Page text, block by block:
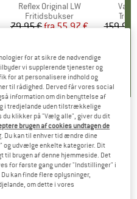
Artikel
Reflex Original LW
Produktgruppe
Fritidsbukser
Pris
79,95 € Nedsat pris
fra55,97 €
0,0(0)
159,95
- 4-personers telt
for at sikre de nødvendige
vi supplerende tjenester og
for at personalisere indhold og
til rådighed. Derved får vores social
information om din benyttelse af
i tredjelande uden tilstrækkelige
klikker på "Vælg alle", giver du dit
brugen af cookies undtagen de
. Du kan til enhver tid ændre dine
udvælge enkelte kategorier. Dit
brugen af denne hjemmeside. Det
for første gang under "Indstillinger" i
kan finde flere oplysninger,
om dette i vores